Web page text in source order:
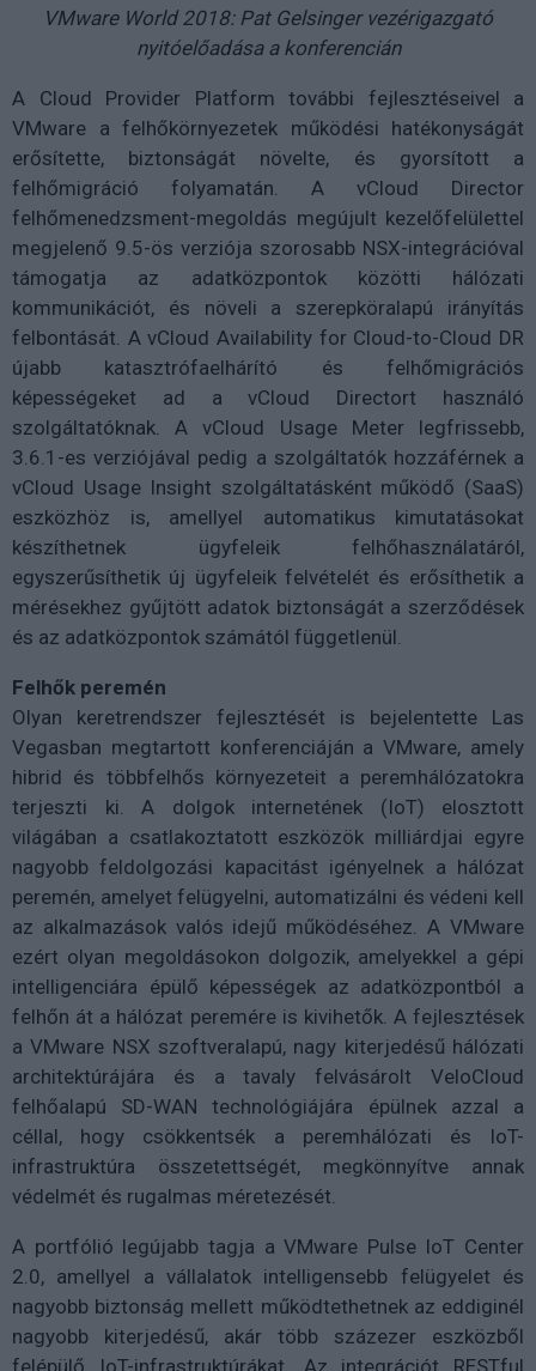
VMware World 2018: Pat Gelsinger vezérigazgató
nyitóelőadása a konferencián
A Cloud Provider Platform további fejlesztéseivel a
VMware a felhőkörnyezetek működési hatékonyságát
erősítette, biztonságát növelte, és gyorsított a
felhőmigráció folyamatán. A vCloud Director
felhőmenedzsment-megoldás megújult kezelőfelülettel
megjelenő 9.5-ös verziója szorosabb NSX-integrációval
támogatja az adatközpontok közötti hálózati
kommunikációt, és növeli a szerepköralapú irányítás
felbontását. A vCloud Availability for Cloud-to-Cloud DR
újabb katasztrófaelhárító és felhőmigrációs
képességeket ad a vCloud Directort használó
szolgáltatóknak. A vCloud Usage Meter legfrissebb,
3.6.1-es verziójával pedig a szolgáltatók hozzáférnek a
vCloud Usage Insight szolgáltatásként működő (SaaS)
eszközhöz is, amellyel automatikus kimutatásokat
készíthetnek ügyfeleik felhőhasználatáról,
egyszerűsíthetik új ügyfeleik felvételét és erősíthetik a
mérésekhez gyűjtött adatok biztonságát a szerződések
és az adatközpontok számától függetlenül.
Felhők peremén
Olyan keretrendszer fejlesztését is bejelentette Las
Vegasban megtartott konferenciáján a VMware, amely
hibrid és többfelhős környezeteit a peremhálózatokra
terjeszti ki. A dolgok internetének (IoT) elosztott
világában a csatlakoztatott eszközök milliárdjai egyre
nagyobb feldolgozási kapacitást igényelnek a hálózat
peremén, amelyet felügyelni, automatizálni és védeni kell
az alkalmazások valós idejű működéséhez. A VMware
ezért olyan megoldásokon dolgozik, amelyekkel a gépi
intelligenciára épülő képességek az adatközpontból a
felhőn át a hálózat peremére is kivihetők. A fejlesztések
a VMware NSX szoftveralapú, nagy kiterjedésű hálózati
architektúrájára és a tavaly felvásárolt VeloCloud
felhőalapú SD-WAN technológiájára épülnek azzal a
céllal, hogy csökkentsék a peremhálózati és IoT-
infrastruktúra összetettségét, megkönnyítve annak
védelmét és rugalmas méretezését.
A portfólió legújabb tagja a VMware Pulse IoT Center
2.0, amellyel a vállalatok intelligensebb felügyelet és
nagyobb biztonság mellett működtethetnek az eddiginél
nagyobb kiterjedésű, akár több százezer eszközből
felépülő IoT-infrastruktúrákat. Az integrációt RESTful